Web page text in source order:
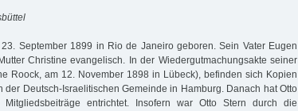
September 1899 in Rio de Janeiro geboren. Sein Vater Eugen
Christine evangelisch. In der Wiedergutmachungsakte seiner
Roock, am 12. November 1898 in Lübeck), befinden sich Kopien
der Deutsch-Israelitischen Gemeinde in Hamburg. Danach hat Otto
entrichtet. Insofern war Otto Stern durch die